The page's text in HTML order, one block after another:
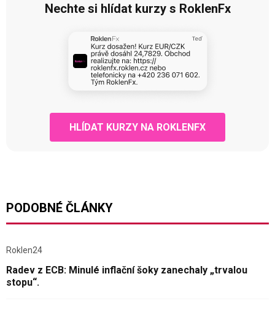
Nechte si hlídat kurzy s RoklenFx
HLÍDAT KURZY NA ROKLENFX
PODOBNÉ ČLÁNKY
Roklen24
Radev z ECB: Minulé inflační šoky zanechaly „trvalou
stopu“.